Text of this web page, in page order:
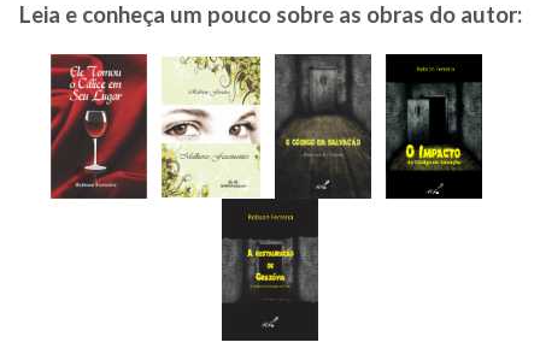
Leia e conheça um pouco sobre as obras do autor: